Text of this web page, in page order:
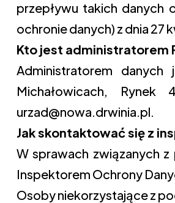
przepływu takich danych
ochronie danych) z dnia 27
Kto jest administratorem
Administratorem
Michałowicach,
urzad@nowa.drwinia.pl.
Jak skontaktować się z
W sprawach związanych
Inspektorem Ochrony
Osoby niekorzystające z